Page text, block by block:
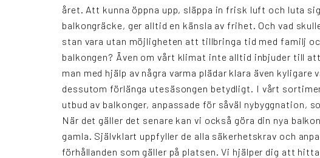
året. Att kunna öppna upp, släppa in frisk luft och luta
balkongräcke, ger alltid en känsla av frihet. Och vad
stan vara utan möjligheten att tillbringa tid med familj
balkongen? Även om vårt klimat inte alltid inbjuder till
man med hjälp av några varma plädar klara även kyligare
dessutom förlänga utesäsongen betydligt. I vårt
utbud av balkonger, anpassade för såväl nybyggnation,
När det gäller det senare kan vi också göra din nya
gamla. Självklart uppfyller de alla säkerhetskrav och
förhållanden som gäller på platsen. Vi hjälper dig att